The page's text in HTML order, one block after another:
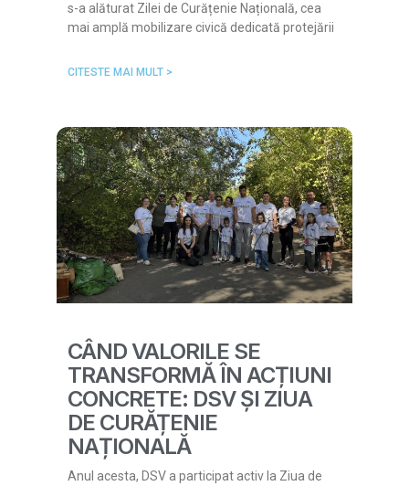
s-a alăturat Zilei de Curățenie Națională, cea
mai amplă mobilizare civică dedicată protejării
CITESTE MAI MULT >
CÂND VALORILE SE
TRANSFORMĂ ÎN ACȚIUNI
CONCRETE: DSV ȘI ZIUA
DE CURĂȚENIE
NAȚIONALĂ
Anul acesta, DSV a participat activ la Ziua de